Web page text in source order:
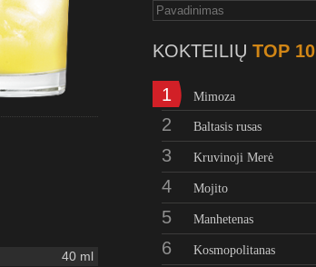
40 ml
KOKTEILIŲ TOP 10
1 Mimoza
2 Baltasis rusas
3 Kruvinoji Merė
4 Mojito
5 Manhetenas
6 Kosmopolitanas